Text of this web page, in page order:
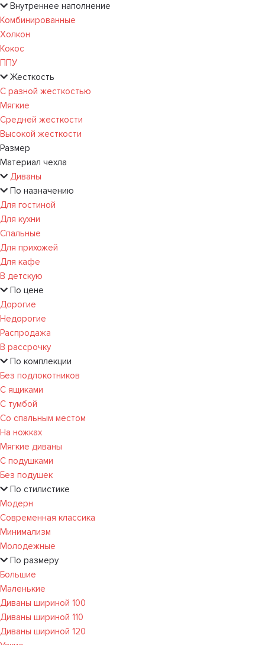
Внутреннее наполнение
Комбинированные
Холкон
Кокос
ППУ
Жесткость
С разной жесткостью
Мягкие
Средней жесткости
Высокой жесткости
Размер
Материал чехла
Диваны
По назначению
Для гостиной
Для кухни
Спальные
Для прихожей
Для кафе
В детскую
По цене
Дорогие
Недорогие
Распродажа
В рассрочку
По комплекции
Без подлокотников
С ящиками
С тумбой
Со спальным местом
На ножках
Мягкие диваны
С подушками
Без подушек
По стилистике
Модерн
Современная классика
Минимализм
Молодежные
По размеру
Большие
Маленькие
Диваны шириной 100
Диваны шириной 110
Диваны шириной 120